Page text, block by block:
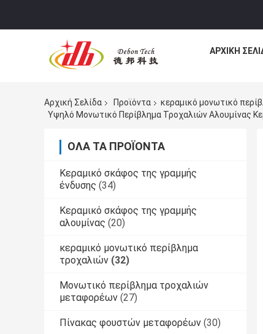
ΑΡΧΙΚΉ
Αρχική Σελίδα Προϊόντα
κεραμικό μονωτικό
ΌΛΑ ΤΑ ΠΡΟΪΌΝΤΑ
Κεραμικό σκάφος της γραμμής
ένδυσης (34)
Κεραμικό σκάφος της γραμμής
αλουμίνας (20)
κεραμικό μονωτικό περίβλημα
τροχαλιών (32)
Μονωτικό περίβλημα τροχαλιών
μεταφορέων (27)
Πίνακας φουστών μεταφορέων (30)